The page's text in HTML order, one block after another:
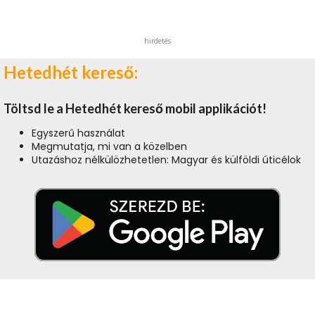
hirdetés
Hetedhét kereső:
Töltsd le a Hetedhét kereső mobil applikációt!
Egyszerű használat
Megmutatja, mi van a közelben
Utazáshoz nélkülözhetetlen: Magyar és külföldi úticélok